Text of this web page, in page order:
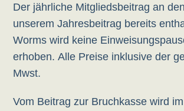
Der jährliche Mitgliedsbeitrag an
unserem Jahresbeitrag bereits
Worms wird keine
erhoben. Alle Preise inklusive der
Mwst.
Vom Beitrag zur Bruchkasse wird